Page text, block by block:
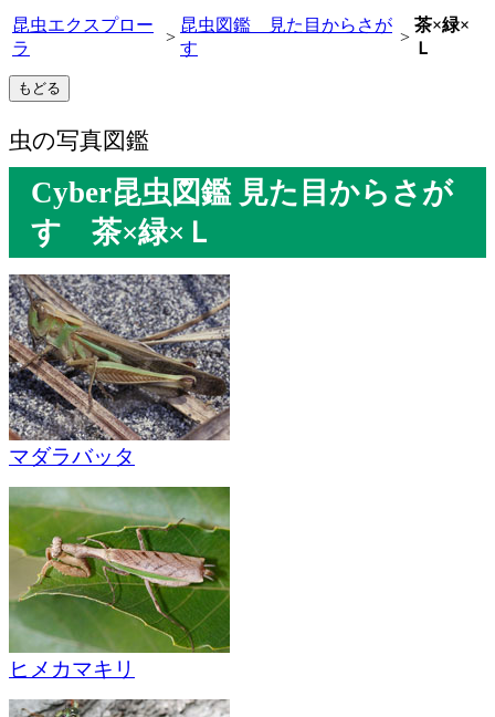
昆虫エクスプロー
ラ
>
昆虫図鑑 見た目からさが
す
>
茶×緑×
Ｌ
虫の写真図鑑
Cyber昆虫図鑑 見た目からさが
す 茶×緑×Ｌ
マダラバッタ
ヒメカマキリ